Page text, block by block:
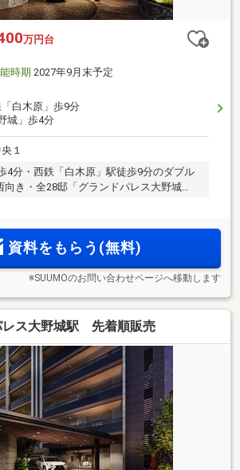
万円台
時期 2027年9月末予定
白木原」歩9分
城」歩4分
１
4分・西鉄「白木原」駅徒歩9分のダブル
向き・全28邸「グランドパレス大野城
資料をもらう(無料)
※SUUMOのお問い合わせページへ移動します
レス大野城駅 先着順販売